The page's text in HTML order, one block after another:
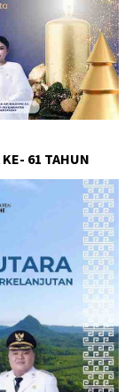
61 TAHUN